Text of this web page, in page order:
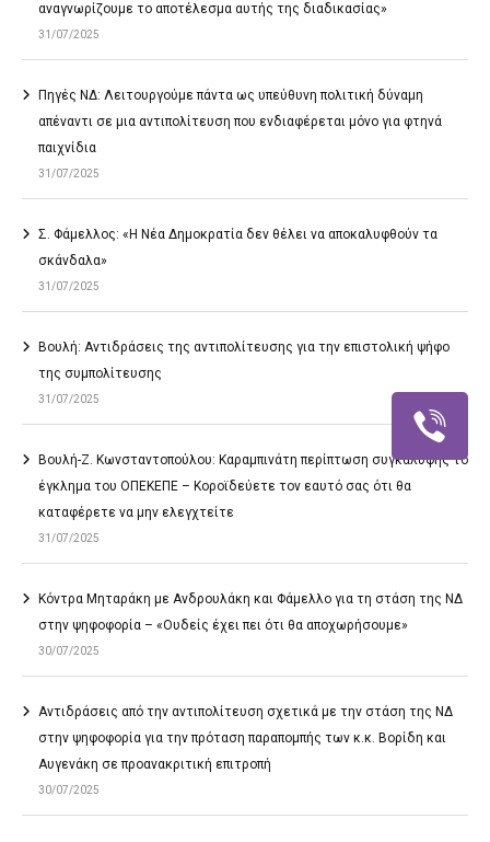
αναγνωρίζουμε το αποτέλεσμα αυτής της διαδικασίας»
31/07/2025
Πηγές ΝΔ: Λειτουργούμε πάντα ως υπεύθυνη πολιτική δύναμη
απέναντι σε μια αντιπολίτευση που ενδιαφέρεται μόνο για φτηνά
παιχνίδια
31/07/2025
Σ. Φάμελλος: «Η Νέα Δημοκρατία δεν θέλει να αποκαλυφθούν τα
σκάνδαλα»
31/07/2025
Βουλή: Αντιδράσεις της αντιπολίτευσης για την επιστολική ψήφο
της συμπολίτευσης
31/07/2025
Βουλή-Ζ. Κωνσταντοπούλου: Καραμπινάτη περίπτωση συγκάλυψης το
έγκλημα του ΟΠΕΚΕΠΕ – Κοροϊδεύετε τον εαυτό σας ότι θα
καταφέρετε να μην ελεγχτείτε
31/07/2025
Κόντρα Μηταράκη με Ανδρουλάκη και Φάμελλο για τη στάση της ΝΔ
στην ψηφοφορία – «Ουδείς έχει πει ότι θα αποχωρήσουμε»
30/07/2025
Αντιδράσεις από την αντιπολίτευση σχετικά με την στάση της ΝΔ
στην ψηφοφορία για την πρόταση παραπομπής των κ.κ. Βορίδη και
Αυγενάκη σε προανακριτική επιτροπή
30/07/2025